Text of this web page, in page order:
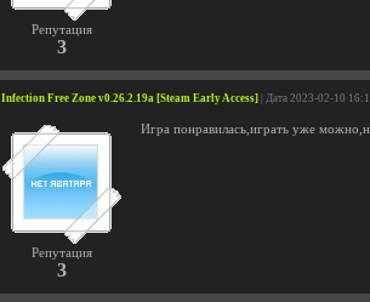
Репутация
3
Infection Free Zone v0.26.2.19a [Steam Early Access] | Дата 2023-02-10
Репутация
3
Игра понравилась,играть уже